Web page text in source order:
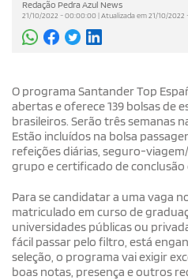
Redação Pedra Azul News
21/10/2022 - 00:00:00 | Atualizada em 21/10/2022 -
O programa Santander Top
abertas e oferece 139 bolsas de
brasileiros. Serão três semanas
Estão incluídos na bolsa
refeições diárias, seguro-
grupo e certificado de conclusão
Para se candidatar a uma vaga
matriculado em curso de
universidades públicas ou
fácil passar pelo filtro, está
seleção, o programa vai exigir
boas notas, presença e outros